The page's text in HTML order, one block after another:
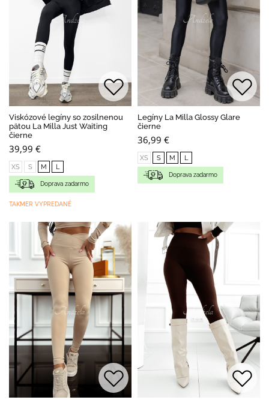
Viskózové legíny so zosilnenou
pätou La Milla Just Waiting
čierne
39,99 €
XS S M L
Doprava zadarmo
TAKMER VYPREDANÉ
Legíny La Milla Glossy Glare
čierne
36,99 €
XS S M L
Doprava zadarmo